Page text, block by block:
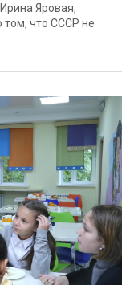
Яровая,
что СССР не